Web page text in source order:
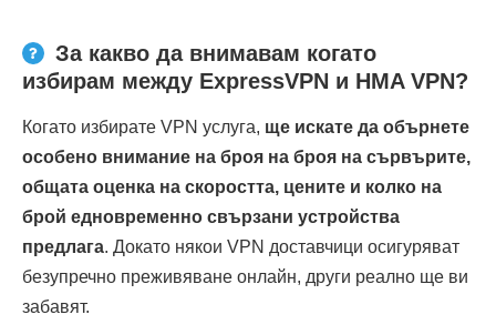
За какво да внимавам когато
избирам между ExpressVPN и HMA VPN?
Когато избирате VPN услуга, ще искате да обърнете
особено внимание на броя на броя на сървърите,
общата оценка на скоростта, цените и колко на
брой едновременно свързани устройства
предлага. Докато някои VPN доставчици осигуряват
безупречно преживяване онлайн, други реално ще ви
забавят.